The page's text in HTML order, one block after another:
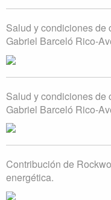
Salud y condiciones de
Gabriel Barceló Rico-
Salud y condiciones de
Gabriel Barceló Rico-
Contribución de
energética.